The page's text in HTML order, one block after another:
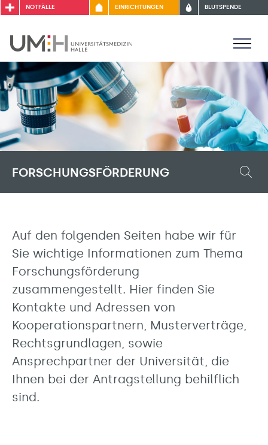
NOTFÄLLE EINRICHTUNGEN BLUTSPENDE
FORSCHUNGSFÖRDERUNG
Auf den folgenden Seiten habe wir für
Sie wichtige Informationen zum Thema
Forschungsförderung
zusammengestellt. Hier finden Sie
Kontakte und Adressen von
Kooperationspartnern, Musterverträge,
Rechtsgrundlagen, sowie
Ansprechpartner der Universität, die
Ihnen bei der Antragstellung behilflich
sind.